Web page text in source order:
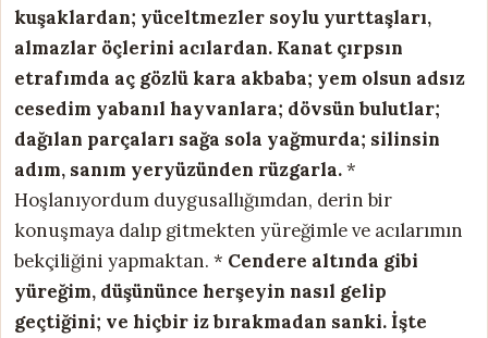
kuşaklardan; yüceltmezler soylu yurttaşları,
almazlar öçlerini acılardan. Kanat çırpsın
etrafımda aç gözlü kara akbaba; yem olsun adsız
cesedim yabanıl hayvanlara; dövsün bulutlar;
dağılan parçaları sağa sola yağmurda; silinsin
adım, sanım yeryüzünden rüzgarla.*
Hoşlanıyordum duygusallığımdan, derin bir
konuşmaya dalıp gitmekten yüreğimle ve acılarımın
bekçiliğini yapmaktan. * Cendere altında gibi
yüreğim, düşününce herşeyin nasıl gelip
geçtiğini; ve hiçbir iz bırakmadan sanki.İşte